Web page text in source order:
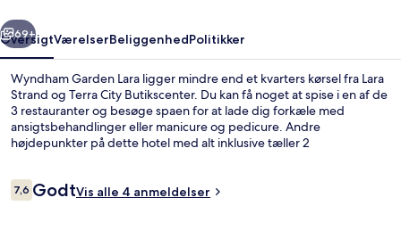
Næste
69+
OversigtVærelserBeliggenhedPolitikker
Wyndham Garden Lara ligger mindre end et kvarters kørsel fra Lara
Strand og Terra City Butikscenter. Du kan få noget at spise i en af de
3 restauranter og besøge spaen for at lade dig forkæle med
ansigtsbehandlinger eller manicure og pedicure. Andre
højdepunkter på dette hotel med alt inklusive tæller 2
Anmeldelser
7,67,6 ud af 10.
GodtVis alle 4 anmeldelser